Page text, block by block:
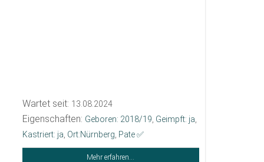
Wartet seit: 13.08.2024
Eigenschaften: Geboren: 2018/19 Geimpft: ja
Kastriert: ja Ort:Nürnberg Pate ✅️
Mehr erfahren...